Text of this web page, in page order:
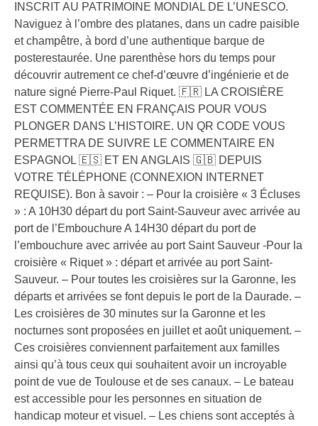
INSCRIT AU PATRIMOINE MONDIAL DE L’UNESCO.
Naviguez à l’ombre des platanes, dans un cadre paisible
et champêtre, à bord d’une authentique barque de
posterestaurée. Une parenthèse hors du temps pour
découvrir autrement ce chef-d’œuvre d’ingénierie et de
nature signé Pierre-Paul Riquet. 🇫🇷 LA CROISIÈRE
EST COMMENTÉE EN FRANÇAIS POUR VOUS
PLONGER DANS L’HISTOIRE. UN QR CODE VOUS
PERMETTRA DE SUIVRE LE COMMENTAIRE EN
ESPAGNOL 🇪🇸 ET EN ANGLAIS 🇬🇧 DEPUIS
VOTRE TÉLÉPHONE (CONNEXION INTERNET
REQUISE). Bon à savoir : – Pour la croisière « 3 Écluses
» : A 10H30 départ du port Saint-Sauveur avec arrivée au
port de l’Embouchure A 14H30 départ du port de
l’embouchure avec arrivée au port Saint Sauveur -Pour la
croisière « Riquet » : départ et arrivée au port Saint-
Sauveur. – Pour toutes les croisières sur la Garonne, les
départs et arrivées se font depuis le port de la Daurade. –
Les croisières de 30 minutes sur la Garonne et les
nocturnes sont proposées en juillet et août uniquement. –
Ces croisières conviennent parfaitement aux familles
ainsi qu’à tous ceux qui souhaitent avoir un incroyable
point de vue de Toulouse et de ses canaux. – Le bateau
est accessible pour les personnes en situation de
handicap moteur et visuel. – Les chiens sont acceptés à